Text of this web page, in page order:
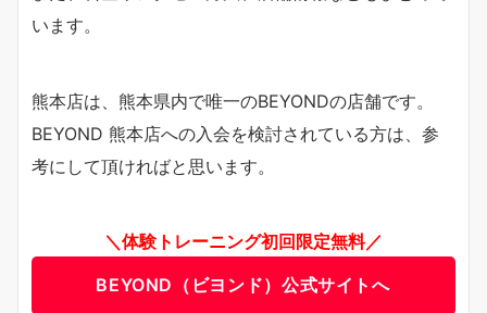
います。
熊本店は、熊本県内で唯一のBEYONDの店舗です。
BEYOND 熊本店への入会を検討されている方は、参
考にして頂ければと思います。
＼体験トレーニング初回限定無料／
BEYOND（ビヨンド）公式サイトへ